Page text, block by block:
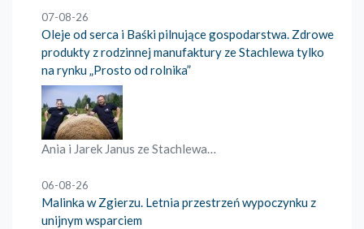
07-08-26
Oleje od serca i Baśki pilnujące gospodarstwa. Zdrowe
produkty z rodzinnej manufaktury ze Stachlewa tylko
na rynku „Prosto od rolnika”
Ania i Jarek Janus ze Stachlewa…
06-08-26
Malinka w Zgierzu. Letnia przestrzeń wypoczynku z
unijnym wsparciem